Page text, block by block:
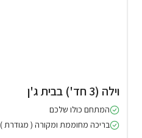
וילה (3 חד') בבית ג'ן
המתחם כולו שלכם
בריכה מחוממת ומקורה ( מגודרת )